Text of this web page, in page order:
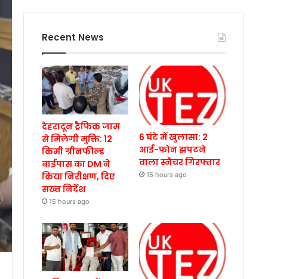
Recent News
देहरादून ट्रैफिक जाम
से मिलेगी मुक्ति: 12
किमी ग्रीनफील्ड
बाईपास का DM ने
किया निरीक्षण, दिए
सख्त निर्देश
15 hours ago
6 घंटे में खुलासा: 2
आई-फोन झपटने
वाला स्नैचर गिरफ्तार
15 hours ago